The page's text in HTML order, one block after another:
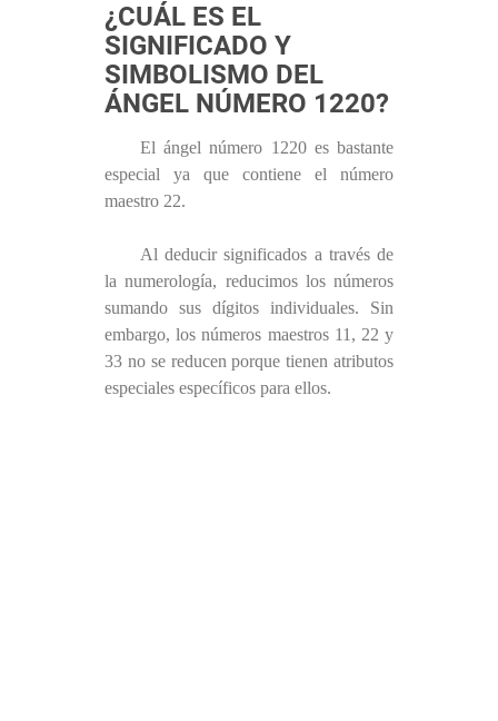
¿CUÁL ES EL
SIGNIFICADO Y
SIMBOLISMO DEL
ÁNGEL NÚMERO 1220?
El ángel número 1220 es bastante
especial ya que contiene el número
maestro 22.
Al deducir significados a través de
la numerología, reducimos los números
sumando sus dígitos individuales. Sin
embargo, los números maestros 11, 22 y
33 no se reducen porque tienen atributos
especiales específicos para ellos.